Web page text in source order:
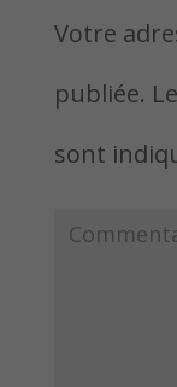
Votre
publiée.
sont